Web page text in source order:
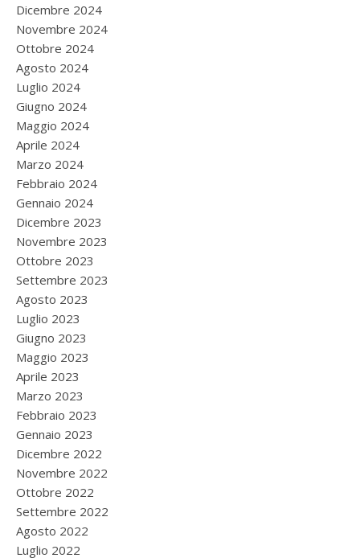
Dicembre 2024
Novembre 2024
Ottobre 2024
Agosto 2024
Luglio 2024
Giugno 2024
Maggio 2024
Aprile 2024
Marzo 2024
Febbraio 2024
Gennaio 2024
Dicembre 2023
Novembre 2023
Ottobre 2023
Settembre 2023
Agosto 2023
Luglio 2023
Giugno 2023
Maggio 2023
Aprile 2023
Marzo 2023
Febbraio 2023
Gennaio 2023
Dicembre 2022
Novembre 2022
Ottobre 2022
Settembre 2022
Agosto 2022
Luglio 2022